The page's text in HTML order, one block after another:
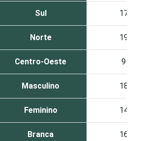
Sul 17
Norte 19
Centro-Oeste 9
Masculino 18
Feminino 14
Branca 16